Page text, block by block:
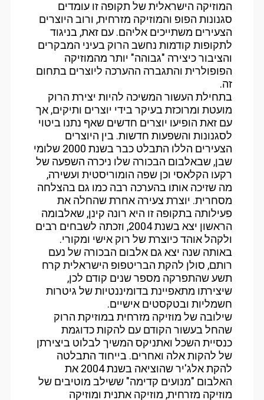
המוזיקה הישראלית של תקופה זו עומדים
סגנונות הפופ והמוזיקה מזרחית, ורוב היוצרים
הצעירים משתייכים אליהם. עם זאת, בניגוד
לתקופות קודמות נחשב הרוק בעיני המבקרים
והציבור כיצירה "גבוהה" יותר מהמוזיקה
הפופולרית והתגברה ההערכה ליוצרים בתחום
זה.
בתחילת העשור המשיכה להיות יצירת הרוק
מועטת ומרוכזת בעיקר בידי יוצרים ותיקים, אך
עם זאת הופיעו יוצרים חדשים שאף נתנו ביטוי
לסגנונות והשפעות חדשות. בין היוצרים
הצעירים הללו התבלט כבר בשנת 2000 שלומי
שבן, שבאלבום הבכורה שלו ניכרה השפעה של
רקעו הקלאסי וכן שפה הומוריסטית ועשירה,
מה שזיכה אותו בהערכה רבה כמו גם בהצלחה
מסחרית. יוצרת צעירה אחרת שהחלה את
פעילותה בתקופה זו היא רונה קינן, שאלבומה
הראשון יצא בשנת 2004, וזכתה לשבחים רבים
ולקהל אוהד כיוצרת של רוק אישי ומקורי.
באותה שנה יצא גם אלבום הבכורה של נעם
רותם, סולן להקת הבריטפופ הישראלית קרח
תשע שהתפרקה מספר שנים קודם לכן,
שיצירתו מתאפיינת בדומיננטיות של גיטרות
חשמליות ובטקסטים אישיים.
שילובה של מוזיקה מזרחית במוזיקת הרוק
שהחל בעשור הקודם עם להקות כדוגמת
כנסיית השכל ואתניקס המשיך לבלוט ביצירתן
של להקות אלה ואחרים. בייחוד התבלטה
להקת אלג'יר שהוציאה בשנת 2004 את
האלבום "מנועים קדימה" ששילב מוטיבים של
מוזיקה מזרחית, מוזיקה אתנית ומוזיקה